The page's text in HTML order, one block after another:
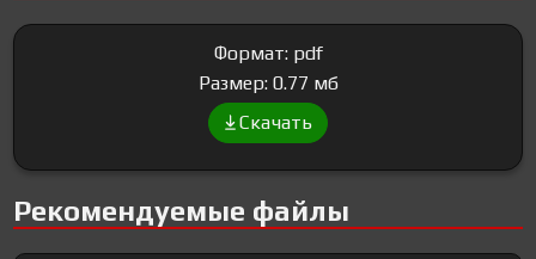
Формат: pdf
Размер: 0.77 мб
Скачать
Рекомендуемые файлы